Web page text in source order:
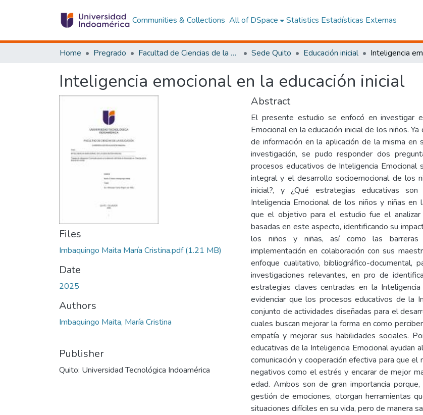
Communities & Collections All of DSpace Statistics Estadísticas Externas
Home Pregrado Facultad de Ciencias de la Educación, De la Educación y Desarrollo Social Sede Quito Educación inicial
Inteligencia emocional en la educación inicial
Files
Imbaquingo Maita María Cristina.pdf(1.21 MB)
Date
2025
Authors
Imbaquingo Maita, María Cristina
Publisher
Quito: Universidad Tecnológica Indoamérica
Abstract
El presente estudio se enfocó en investigar
Emocional en la educación inicial de los niños.
de información en la aplicación de la misma en
investigación, se pudo responder dos
procesos educativos de Inteligencia Emocional
integral y el desarrollo socioemocional de los
inicial?, y ¿Qué estrategias educativas
Inteligencia Emocional de los niños y niñas en
que el objetivo para el estudio fue el analizar
basadas en este aspecto, identificando su
los niños y niñas, así como las barreras
implementación en colaboración con sus
enfoque cualitativo, bibliográfico-documental,
investigaciones relevantes, en pro de
estrategias claves centradas en la
evidenciar que los procesos educativos de la
conjunto de actividades diseñadas para el
cuales buscan mejorar la forma en como
empatía y mejorar sus habilidades sociales.
educativas de la Inteligencia Emocional ayudan
comunicación y cooperación efectiva para que
negativos como el estrés y encarar de mejor
edad. Ambos son de gran importancia
gestión de emociones, otorgan herramientas
situaciones difíciles en su vida, pero de manera